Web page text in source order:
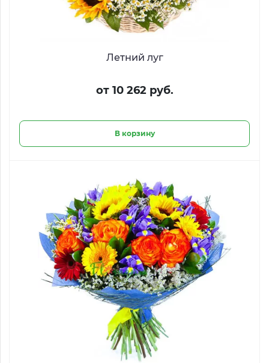
Летний луг
от 10 262 руб.
В корзину